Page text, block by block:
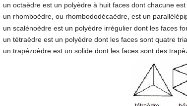
un octaèdre est un polyèdre à huit faces dont chacune
un rhomboèdre, ou rhombododécaèdre, est un
un scalénoèdre est un polyèdre irrégulier dont les faces
un tétraèdre est un polyèdre dont les faces sont quatre
un trapézoèdre est un solide dont les faces sont des